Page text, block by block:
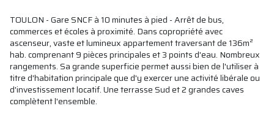
TOULON - Gare SNCF à 10 minutes à pied - Arrêt de bus,
commerces et écoles à proximité. Dans copropriété avec
ascenseur, vaste et lumineux appartement traversant de 136m²
hab. comprenant 9 pièces principales et 3 points d'eau. Nombreux
rangements. Sa grande superficie permet aussi bien de l'utiliser à
titre d'habitation principale que d'y exercer une activité libérale ou
d'investissement locatif. Une terrasse Sud et 2 grandes caves
complètent l'ensemble.